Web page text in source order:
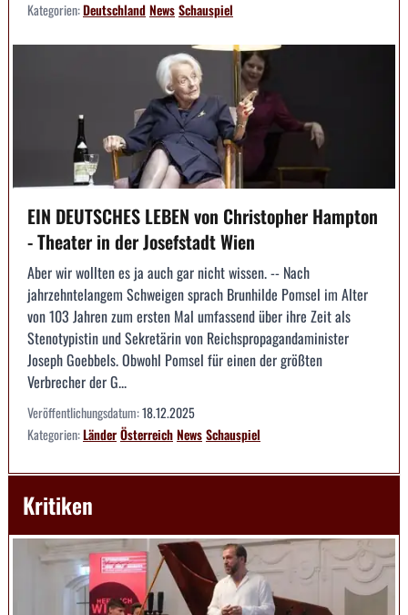
Kategorien:DeutschlandNewsSchauspiel
EIN DEUTSCHES LEBEN von Christopher Hampton
- Theater in der Josefstadt Wien
Aber wir wollten es ja auch gar nicht wissen. -- Nach
jahrzehntelangem Schweigen sprach Brunhilde Pomsel im Alter
von 103 Jahren zum ersten Mal umfassend über ihre Zeit als
Stenotypistin und Sekretärin von Reichspropagandaminister
Joseph Goebbels. Obwohl Pomsel für einen der größten
Verbrecher der G...
Veröffentlichungsdatum:18.12.2025
Kategorien:LänderÖsterreichNewsSchauspiel
Kritiken